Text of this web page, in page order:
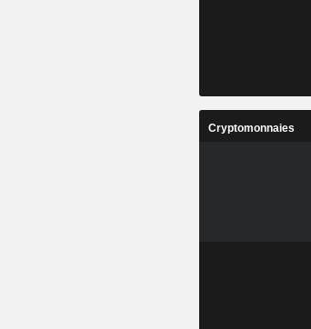
Cryptomonnaies